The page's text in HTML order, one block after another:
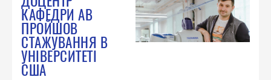
КАФЕДРИ АВ
ПРОЙШОВ
СТАЖУВАННЯ В
УНІВЕРСИТЕТІ
США